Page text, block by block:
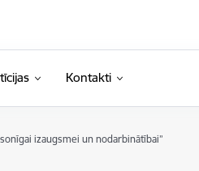
Kontakti
izaugsmei un nodarbinātībai”